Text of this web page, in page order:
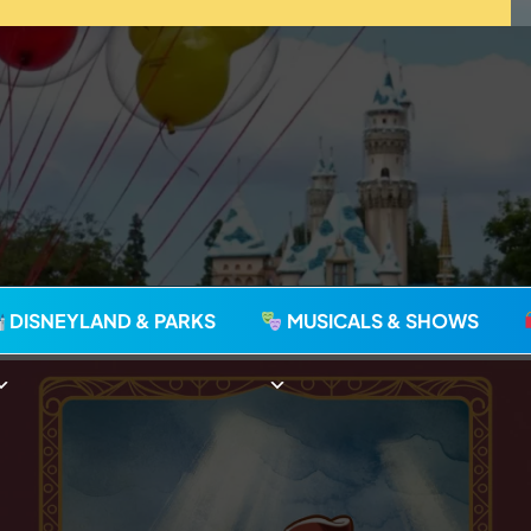
seit 2006
DISNEYLAND & PARKS MUSICALS & SHOWS